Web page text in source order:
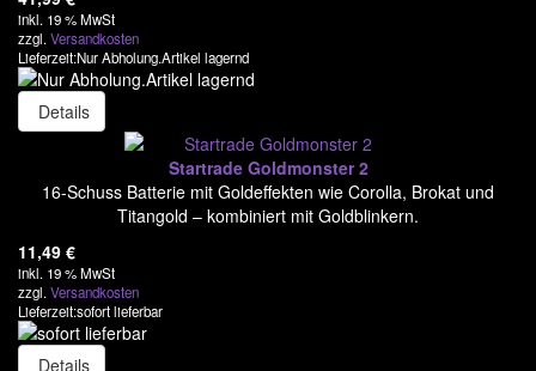
Weco
Verbundfeuerwerk
Bombenrohre/Einzelschuss
Raketen & Sortimente
Knaller & Co
Leuchtfeuerwerk
Party & Jugend
Feuer & Flamme
inkl. 19 % MwSt
zzgl.Versandkosten
Lieferzeit:Nur Abholung.Artikel lagernd
Details
Startrade Goldmonster 2
16-Schuss Batterie mit Goldeffekten wie Corolla, Brokat und
Titangold – kombiniert mit Goldblinkern.
11,49 €
inkl. 19 % MwSt
zzgl.Versandkosten
Lieferzeit:sofort lieferbar
Details